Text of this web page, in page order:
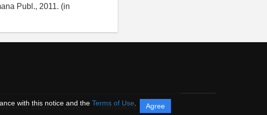
with this notice and the Terms of Use Agree
Publ., 2011. (in
by Editorum, 2026 Instructions